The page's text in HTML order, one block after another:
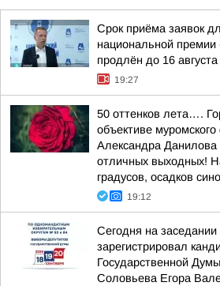
Срок приёма заявок
национальной премии
продлён до 16 августа
19:27
50 оттенков лета….
объективе
Александра
отличных выходных!
градусов, осадков
19:12
Сегодня на заседании
зарегистрировал
Государственной
Соловьева Егора